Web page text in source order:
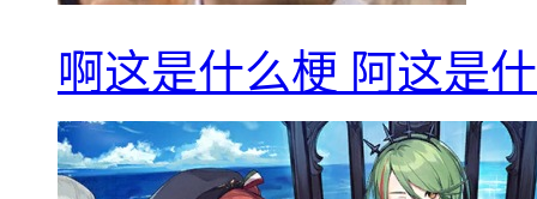
啊这是什么梗 阿这是